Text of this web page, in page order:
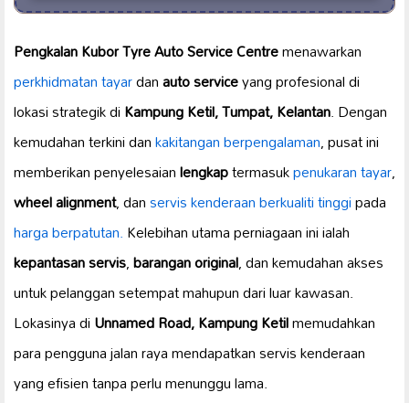
Pengkalan Kubor Tyre Auto Service Centremenawarkan
perkhidmatan tayardanauto serviceyang profesional di
lokasi strategik diKampung Ketil, Tumpat, Kelantan. Dengan
kemudahan terkini dankakitangan berpengalaman, pusat ini
memberikan penyelesaianlengkaptermasukpenukaran tayar,
wheel alignment, danservis kenderaanberkualiti tinggipada
harga berpatutan.Kelebihan utama perniagaan ini ialah
kepantasan servis,barangan original, dan kemudahan akses
untuk pelanggan setempat mahupun dari luar kawasan.
Lokasinya diUnnamed Road, Kampung Ketilmemudahkan
para pengguna jalan raya mendapatkan servis kenderaan
yang efisien tanpa perlu menunggu lama.